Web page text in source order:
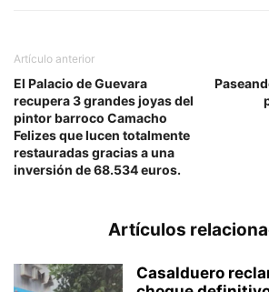
Artículo anterior
El Palacio de Guevara
recupera 3 grandes joyas del
pintor barroco Camacho
Felizes que lucen totalmente
restauradas gracias a una
inversión de 68.534 euros.
Artículos
Casalduero